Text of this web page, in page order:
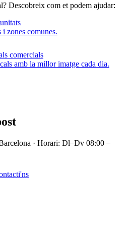
Descobreix com et podem ajudar:
i zones comunes.
comercials
amb la millor imatge cada dia.
· Horari: Dl–Dv 08:00 –